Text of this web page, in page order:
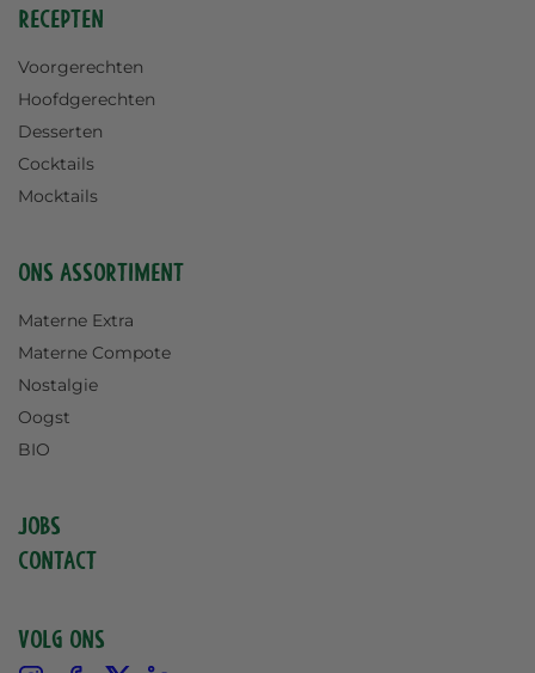
Recepten
Voorgerechten
Hoofdgerechten
Desserten
Cocktails
Mocktails
Ons assortiment
Materne Extra
Materne Compote
Nostalgie
Oogst
BIO
Jobs
Contact
Volg ons